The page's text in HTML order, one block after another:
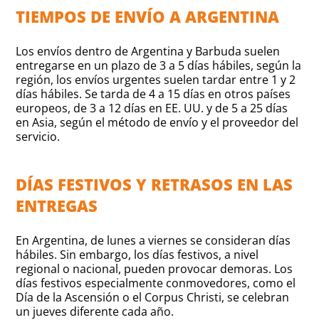
TIEMPOS DE ENVÍO A ARGENTINA
Los envíos dentro de Argentina y Barbuda suelen
entregarse en un plazo de 3 a 5 días hábiles, según la
región, los envíos urgentes suelen tardar entre 1 y 2
días hábiles. Se tarda de 4 a 15 días en otros países
europeos, de 3 a 12 días en EE. UU. y de 5 a 25 días
en Asia, según el método de envío y el proveedor del
servicio.
DÍAS FESTIVOS Y RETRASOS EN LAS
ENTREGAS
En Argentina, de lunes a viernes se consideran días
hábiles. Sin embargo, los días festivos, a nivel
regional o nacional, pueden provocar demoras. Los
días festivos especialmente conmovedores, como el
Día de la Ascensión o el Corpus Christi, se celebran
un jueves diferente cada año.